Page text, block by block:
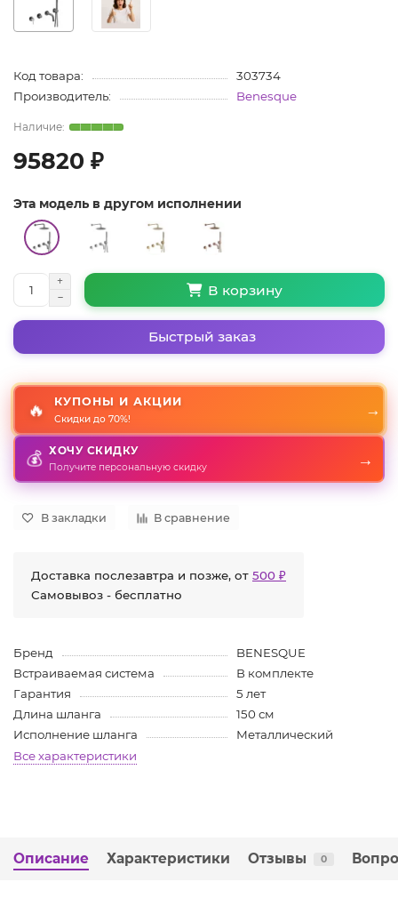
Код товара:
303734
Производитель:
Benesque
95820 ₽
Эта модель в другом исполнении
В корзину
Быстрый заказ
🔥 КУПОНЫ И АКЦИИ
Скидки до 70%!
→
💰 ХОЧУ СКИДКУ
Получите персональную скидку →
В закладки В сравнение
Доставка послезавтра и позже, от 500 ₽
Самовывоз - бесплатно
Бренд
BENESQUE
Встраиваемая система
В комплекте
Гарантия
5 лет
Длина шланга
150 см
Исполнение шланга
Металлический
Все характеристики
Описание Характеристики Отзывы 0